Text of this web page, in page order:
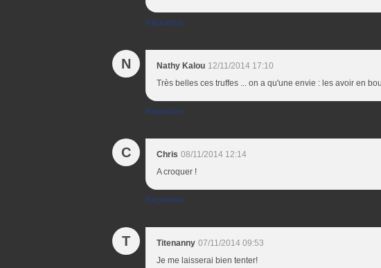
Répondre
N Nathy Kalou 12/11/2014 17:10
Très belles ces truffes ... on a qu'une envie : les avoir en
Répondre
C Chris 08/11/2014 12:14
A croquer !
Répondre
T Titenanny 07/11/2014 09:53
Je me laisserai bien tenter!